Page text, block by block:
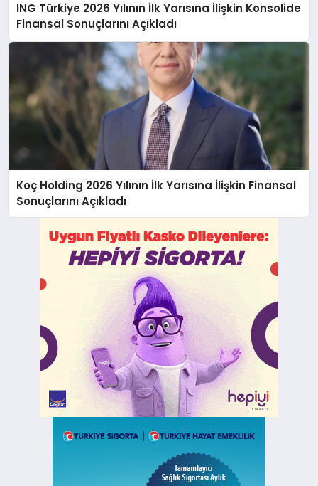
ING Türkiye 2026 Yılının İlk Yarısına İlişkin Konsolide
Finansal Sonuçlarını Açıkladı
Koç Holding 2026 Yılının İlk Yarısına İlişkin Finansal
Sonuçlarını Açıkladı